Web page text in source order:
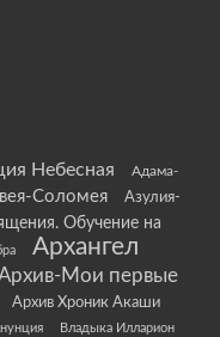
Небесная
Адама-
Соломея
Азулия-
Обучение на
Архангел
Мои первые
Архив Хроник Акаши
Владыка Илларион